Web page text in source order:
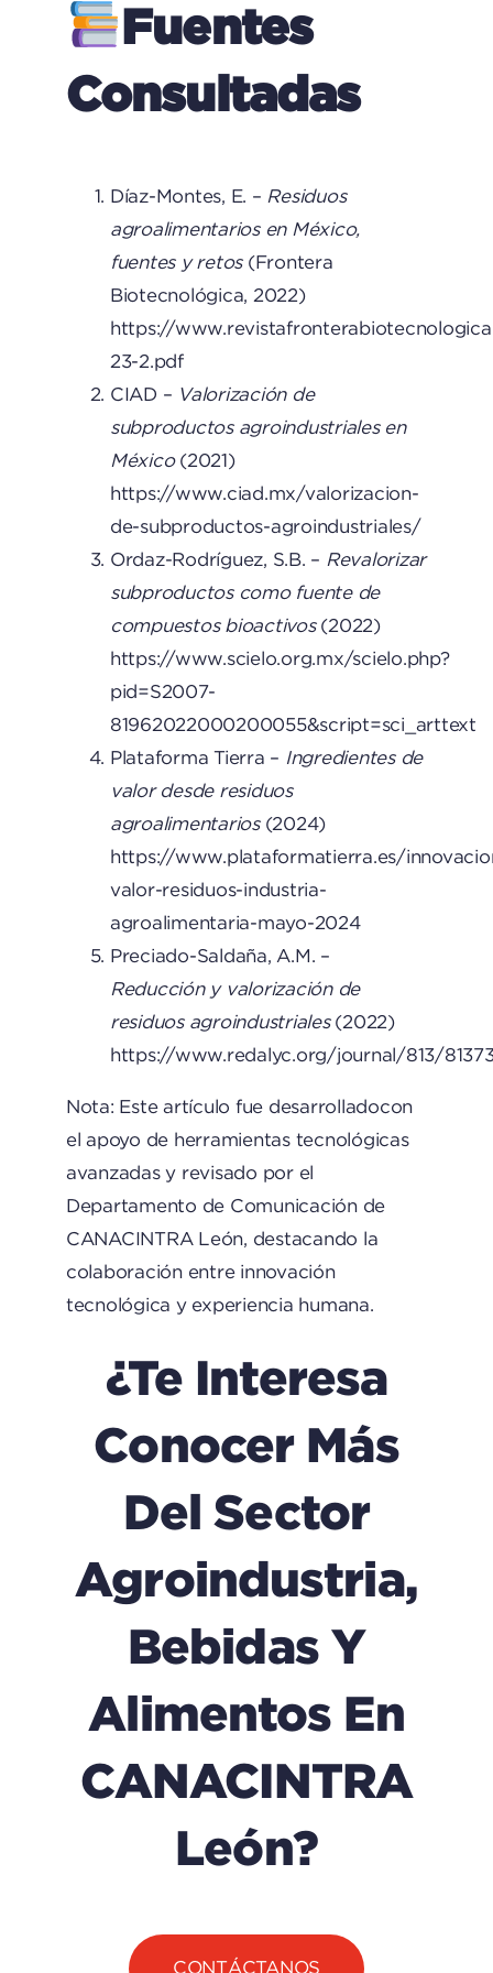
Fuentes
Consultadas
Díaz-Montes, E. – Residuos
agroalimentarios en México,
fuentes y retos(Frontera
Biotecnológica, 2022)
https://
23-2.pdf
CIAD – Valorización de
subproductos agroindustriales en
México(2021)
https://www.ciad.mx/valorizacion-
de-subproductos-agroindustriales/
Ordaz-Rodríguez, S.B. – Revalorizar
subproductos como fuente de
compuestos bioactivos(2022)
https://www.scielo.org.mx/scielo.php?
pid=S2007-
81962022000200055&script=sci_arttext
Plataforma Tierra – Ingredientes de
valor desde residuos
agroalimentarios(2024)
https://www.plataformatierra.es/
valor-residuos-industria-
agroalimentaria-mayo-2024
Preciado-Saldaña, A.M. –
Reducción y valorización de
residuos agroindustriales(2022)
https://www.redalyc.org/journal/813/
Nota: Este artículo fue desarrolladocon
el apoyo de herramientas tecnológicas
avanzadas y revisado por el
Departamento de Comunicación de
CANACINTRA León, destacando la
colaboración entre innovación
tecnológica y experiencia humana.
¿Te Interesa
Conocer Más
Del Sector
Agroindustria,
Bebidas Y
Alimentos En
CANACINTRA
León?
CONTÁCTANOS